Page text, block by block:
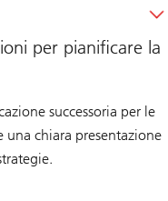
per pianificare la
successoria per le
una chiara presentazione